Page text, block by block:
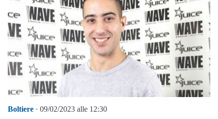
Boltiere · 09/02/2023 alle 12:30